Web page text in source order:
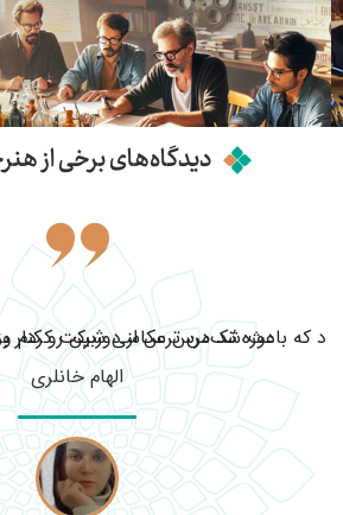
دیدگاه‌های برخی از
که باعث شد من ترس از دوربین رو
دوره تک‌درس عکاسی شرکت کردم و
الهام خانلری